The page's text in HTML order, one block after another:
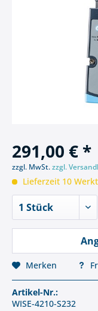
291,00 € *
zzgl. MwSt.zzgl.
Lieferzeit 10
Merken
Artikel-Nr.:
WISE-4210-S232